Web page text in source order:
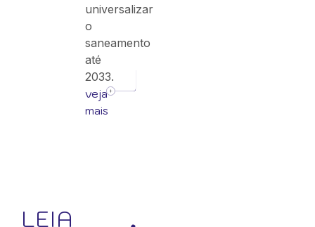
universalizar
o
saneamento
até
2033.
veja
mais
LEIA